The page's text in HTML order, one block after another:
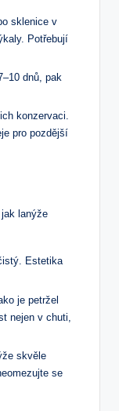
sklenice v
Potřebují
dnů, pak
konzervaci.
pro pozdější
lanýže
Estetika
je petržel
nejen v chuti,
skvěle
se